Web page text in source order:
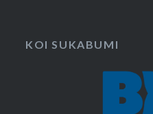
KOI SUKABUMI